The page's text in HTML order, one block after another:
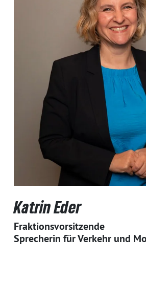
Katrin Eder
Fraktionsvorsitzende
Sprecherin für Verkehr und